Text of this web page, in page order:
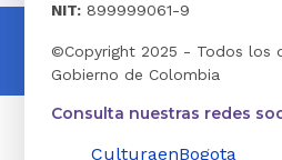
NIT: 899999061-9
©Copyright 2025 - Todos los
Gobierno de Colombia
Consulta nuestras redes
CulturaenBogota